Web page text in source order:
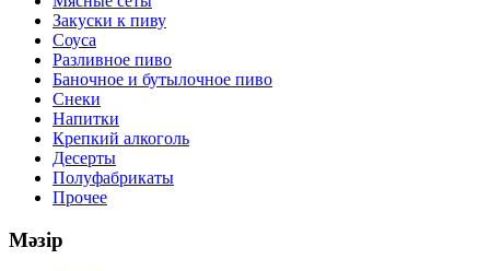
Закуски к пиву
Соуса
Разливное пиво
Баночное и бутылочное пиво
Снеки
Напитки
Крепкий алкоголь
Десерты
Полуфабрикаты
Прочее
Мәзір